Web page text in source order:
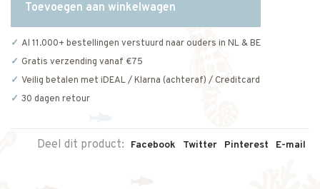
Toevoegen aan winkelwagen
Al 11.000+ bestellingen verstuurd naar ouders in NL & BE
Gratis verzending vanaf €75
Veilig betalen met iDEAL / Klarna (achteraf) / Creditcard
30 dagen retour
Deel dit product: Facebook Twitter Pinterest E-mail